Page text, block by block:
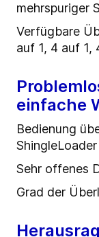
mehrspuriger
Verfügbare
auf 1, 4 auf 1,
einfache
Bedienung
ShingleLoader
Sehr offenes
Grad der